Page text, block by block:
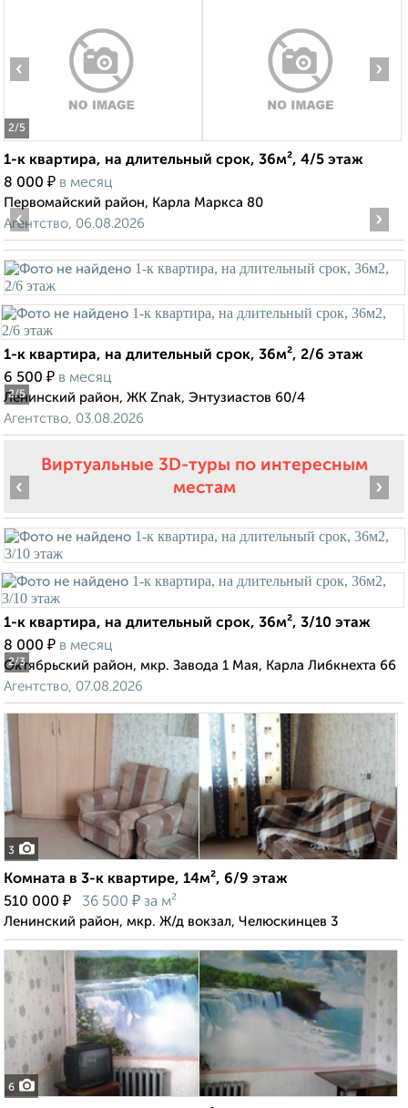
2/5
‹ ›
1-к квартира, на длительный срок, 36м², 4/5 этаж
8 000 ₽ в месяц
Первомайский район, Карла Маркса 80
Агентство, 06.08.2026
2/5
‹ ›
1-к квартира, на длительный срок, 36м², 2/6 этаж
6 500 ₽ в месяц
Ленинский район, ЖК Znak, Энтузиастов 60/4
Агентство, 03.08.2026
Виртуальные 3D-туры по интересным
местам
2/3
‹ ›
1-к квартира, на длительный срок, 36м², 3/10 этаж
8 000 ₽ в месяц
Октябрьский район, мкр. Завода 1 Мая, Карла Либкнехта 66
Агентство, 07.08.2026
3
Комната в 3-к квартире, 14м², 6/9 этаж
510 000 ₽ 36 500 ₽ за м²
Ленинский район, мкр. Ж/д вокзал, Челюскинцев 3
6